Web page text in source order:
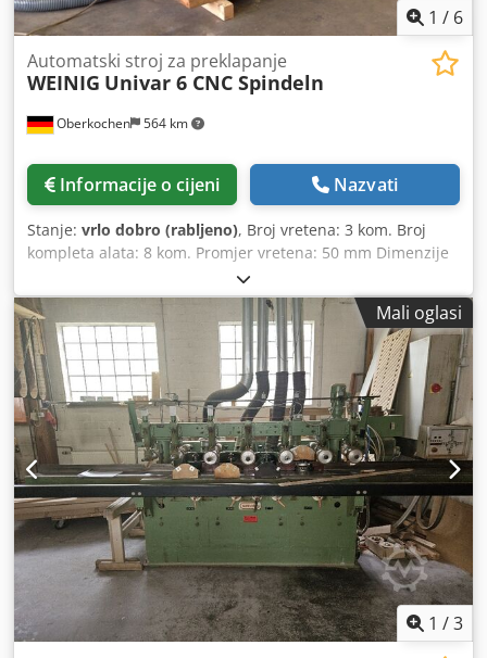
1 / 6
Oberkochen 564 km
Automatski stroj za preklapanje
WEINIG Univar 6 CNC Spindeln
Informacije o cijeni Nazvati
Stanje: vrlo dobro (rabljeno), Broj vretena: 3 kom. Broj
kompleta alata: 8 kom. Promjer vretena: 50 mm Dimenzije
(duljina/širina/visina): 4250x1850x2300 mm Weinig Univar
6 CNC vretena ----- Sažetak tehničkih podataka (molimo
upit za eventualnu dodatnu opremu) 1. Profilno vreteno
(sinhrono vreteno s automatskim podizanjem) ----- >
Sinhrono pokretanje za obradu rubova bez oštećenja >
Položaj: vertikalno, desno > Broj alata: 1 > Broj okretaja
vretena: 6000 o/min > Promjer vretena: 50 mm > Duljina
stezanja alata: 120 mm > Motor: 11,0 kW 2. Profilno vreteno
----- > Položaj: vertikalno, desno > Broj alata: promjenljiv,
upravljanje putem CNC-a > Hod vretena u vertikalnom
smjeru: promjenljiv, upravljanje putem CNC-a > Broj
okretaja vretena: 6000 o/min > Promjer vretena: 50 mm >
Duljina stezanja alata: 320 mm > Motor: 11 kW 3. Profilno
vreteno (glodalna glava za obradu okova) ----- Položaj:
vertikalno, desno Promjer vretena: 40 mm Visina stezanja
alata: 160 mm Motor: 3 kW Podešavanje: radijalno i
aksijalno, sekvencijalno na 8 pozicija pomoću pneumatskog
Mali oglasi
1 /3